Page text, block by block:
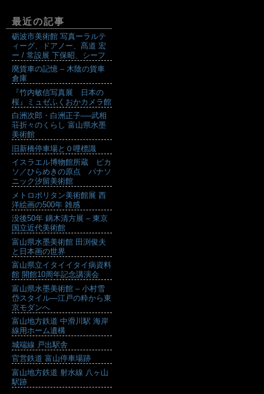
最近の記事
砺波市美術館 写真ーラルテ
ィーグ、ドアノー、髙道 宏
ー / 常設展 下保昭、シーフ
廃貨車の記憶 – 木陰の貨車
倉庫
『竹内敏信写真展 日本の
桜』ミュゼふくおかカメラ館
白洲次郎・白洲正子──武相
荘折々のくらし 富山県水墨
美術館
旧新橋停車場と０哩標識
イスラエル博物館所蔵 ピカ
ソ／ひらめきの原点 パナソ
ニック汐留美術館
メトロポリタン美術館展 西
洋絵画の500年 雑感
没後50年 鏑木清方展 – 東京
国立近代美術館
富山県水墨美術館 田渕俊夫
と日本画の世界
富山県立イタイイタイ病資料
館 開館10周年記念講演会
富山県水墨美術館 – 小村雪
岱スタイル―江戸の粋から東
京モダンへ
富山地方鉄道 中滑川駅 海岸
線用ホーム遺構
城端線 戸出駅舎
官営鉄道 富山停車場跡
富山地方鉄道 射水線 八ヶ山
駅跡